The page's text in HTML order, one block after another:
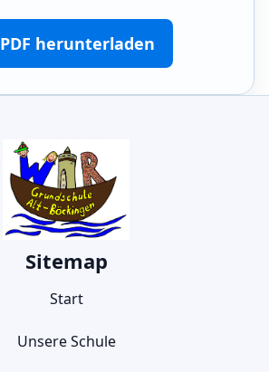
PDF herunterladen
Sitemap
Start
Unsere Schule